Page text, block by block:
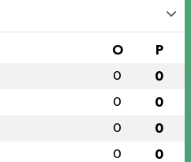
O P
0 0
0 0
0 0
0 0